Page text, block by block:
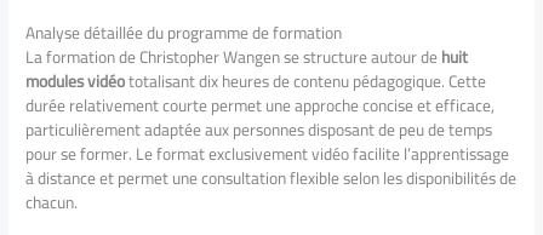
Analyse détaillée du programme de formation
La formation de Christopher Wangen se structure autour dehuit
modules vidéototalisant dix heures de contenu pédagogique. Cette
durée relativement courte permet une approche concise et efficace,
particulièrement adaptée aux personnes disposant de peu de temps
pour se former. Le format exclusivement vidéo facilite l’apprentissage
à distance et permet une consultation flexible selon les disponibilités de
chacun.